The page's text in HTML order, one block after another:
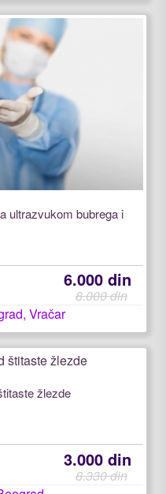
ultrazvukom bubrega i
6.000 din
8.000 din
Vračar
žlezde
3.000 din
8.330 din